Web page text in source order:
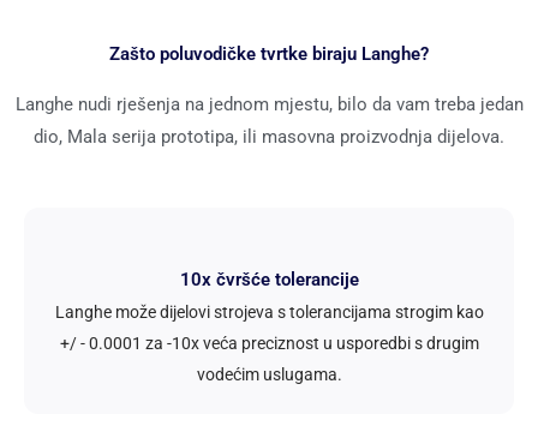
Zašto poluvodičke tvrtke biraju Langhe?
Langhe nudi rješenja na jednom mjestu, bilo da vam treba jedan
dio, Mala serija prototipa, ili masovna proizvodnja dijelova.
10x čvršće tolerancije
Langhe može dijelovi strojeva s tolerancijama strogim kao
+/ - 0.0001 za -10x veća preciznost u usporedbi s drugim
vodećim uslugama.